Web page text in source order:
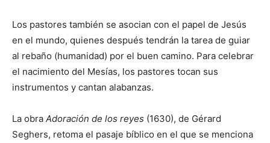
Los pastores también se asocian con el papel de Jesús
en el mundo, quienes después tendrán la tarea de guiar
al rebaño (humanidad) por el buen camino. Para celebrar
el nacimiento del Mesías, los pastores tocan sus
instrumentos y cantan alabanzas.
La obra Adoración de los reyes (1630), de Gérard
Seghers, retoma el pasaje bíblico en el que se menciona